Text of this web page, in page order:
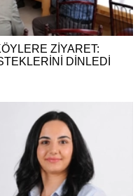
ZİYARET:
DİNLEDİ